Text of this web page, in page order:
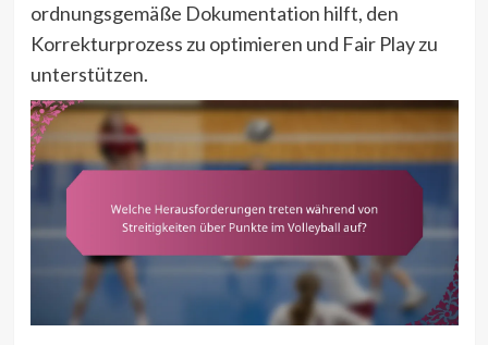
ordnungsgemäße Dokumentation hilft, den
Korrekturprozess zu optimieren und Fair Play zu
unterstützen.